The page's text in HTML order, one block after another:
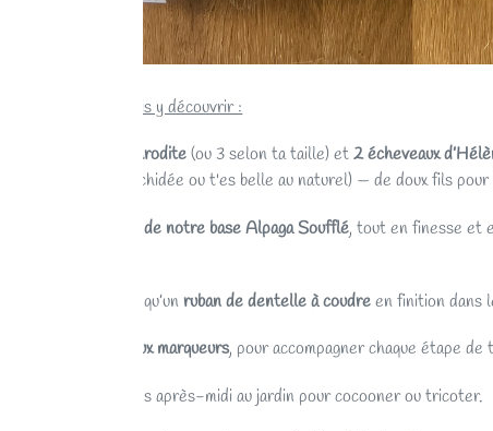
À l’intérieur, tu pouvais y découvrir :
2 écheveaux d’Aphrodite(ou 3 selon ta taille) et2 écheveaux
soin (nuage bleuté, orchidée ou t'es belle au naturel) — de doux fils
Un mini-écheveau de notre base Alpaga Soufflé, tout en finesse et
, ainsi qu’unruban de dentelle à coudreen finition dans
Un joli lot d’anneaux marqueurs, pour accompagner chaque étape
pour tes après-midi au jardin pour cocooner ou tricoter.